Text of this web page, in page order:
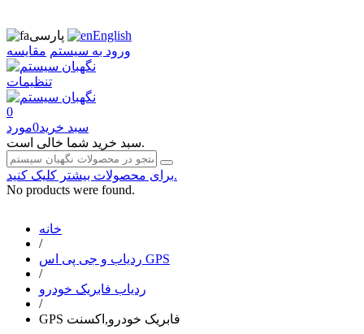
پارسی
English
ورود به سیستم مقایسه
تنظیمات
0
سبد خرید0مورد
سبد خرید شما خالی است.
برای محصولات بیشتر کلیک کنید.
No products were found.
خانه
/
ردیاب و جی پی اس GPS
/
ردیاب فابریک خودرو
/
GPS فابریک خودرو,اکسنت